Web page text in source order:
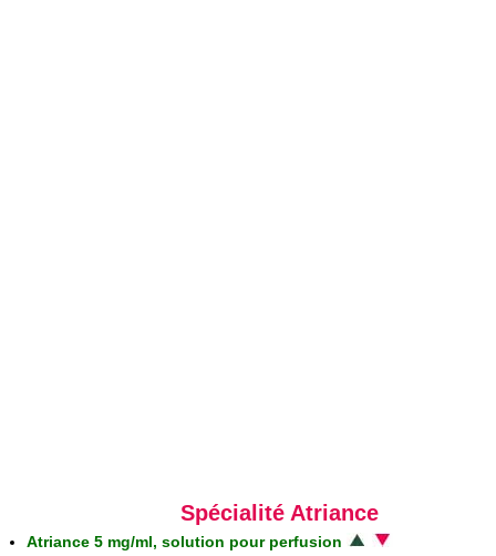
Spécialité Atriance
Atriance 5 mg/ml, solution pour perfusion